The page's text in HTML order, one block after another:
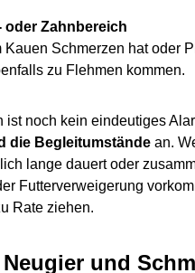
oder Zahnbereich
Schmerzen hat oder
zu Flehmen kommen.
noch kein eindeutiges
die Begleitumstände an.
lange dauert oder
Futterverweigerung
Rate ziehen.
und